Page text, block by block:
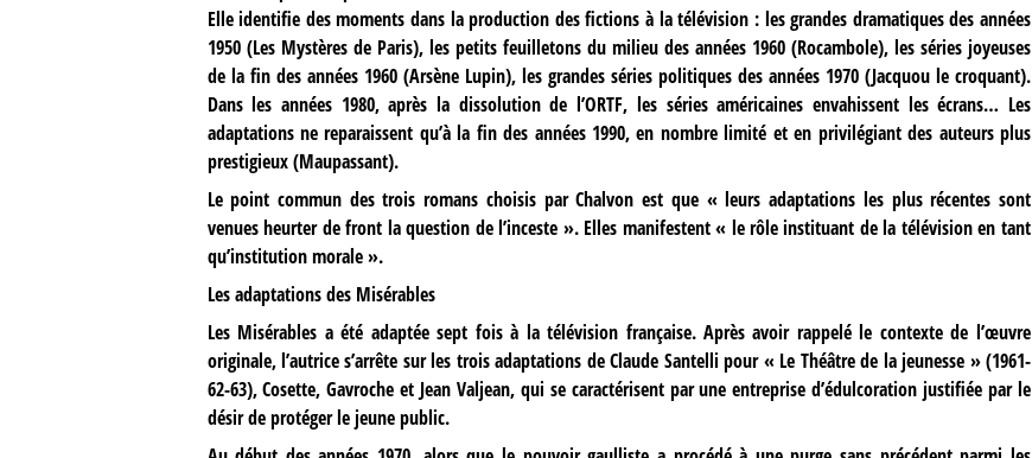
Elle identifie des moments dans la production des fictions à la télévision : les grandes dramatiques des années
1950 (Les Mystères de Paris), les petits feuilletons du milieu des années 1960 (Rocambole), les séries joyeuses
de la fin des années 1960 (Arsène Lupin), les grandes séries politiques des années 1970 (Jacquou le croquant).
Dans les années 1980, après la dissolution de l’ORTF, les séries américaines envahissent les écrans… Les
adaptations ne reparaissent qu’à la fin des années 1990, en nombre limité et en privilégiant des auteurs plus
prestigieux (Maupassant).
Le point commun des trois romans choisis par Chalvon est que « leurs adaptations les plus récentes sont
venues heurter de front la question de l’inceste ». Elles manifestent « le rôle instituant de la télévision en tant
qu’institution morale ».
Les adaptations des Misérables
Les Misérables a été adaptée sept fois à la télévision française. Après avoir rappelé le contexte de l’œuvre
originale, l’autrice s’arrête sur les trois adaptations de Claude Santelli pour « Le Théâtre de la jeunesse » (1961-
62-63), Cosette, Gavroche et Jean Valjean, qui se caractérisent par une entreprise d’édulcoration justifiée par le
désir de protéger le jeune public.